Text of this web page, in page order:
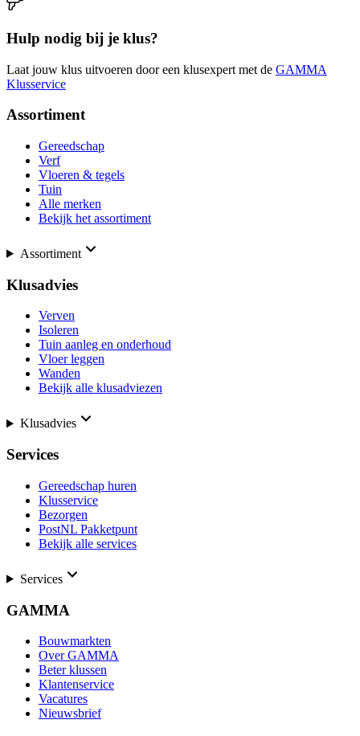
Hulp nodig bij je klus?
Laat jouw klus uitvoeren door een klusexpert met de GAMMA
Klusservice
Assortiment
Gereedschap
Verf
Vloeren & tegels
Tuin
Alle merken
Bekijk het assortiment
Assortiment
Klusadvies
Verven
Isoleren
Tuin aanleg en onderhoud
Vloer leggen
Wanden
Bekijk alle klusadviezen
Klusadvies
Services
Gereedschap huren
Klusservice
Bezorgen
PostNL Pakketpunt
Bekijk alle services
Services
GAMMA
Bouwmarkten
Over GAMMA
Beter klussen
Klantenservice
Vacatures
Nieuwsbrief